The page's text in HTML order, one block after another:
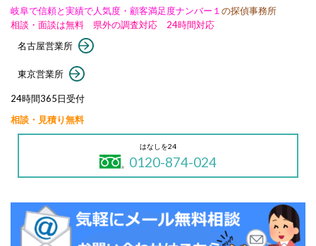
岐阜で信頼と実績で人気度・顧客満足度ナンバー１の探偵事務所
相談・面談は無料 県外の調査対応 24時間対応
名古屋営業所
東京営業所
24時間365日受付
相談・見積り無料
はなしを24
0120-874-024